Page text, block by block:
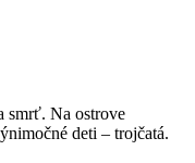
smrť. Na ostrove
deti – trojčatá.